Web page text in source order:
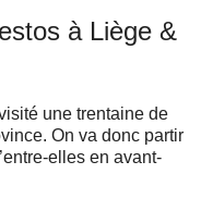
à Liège &
une trentaine de
On va donc partir
elles en avant-